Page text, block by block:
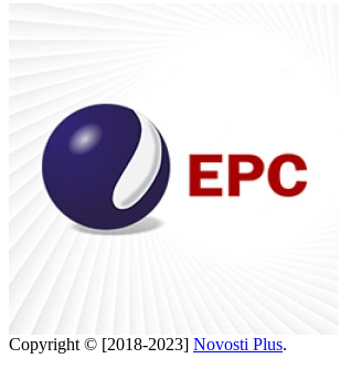
Copyright © [2018-2023] Novosti Plus.